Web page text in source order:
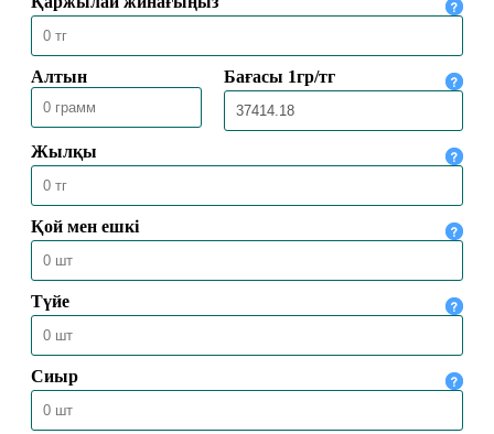
ДӘСТҮРЛІ ТӘРБИЕ – БЕРЕКЕЛІ
ҮЙДІҢ ІРГЕТАСЫ
03.02.2025